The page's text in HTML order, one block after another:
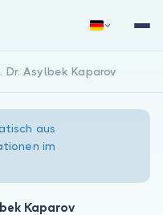
Anmelden
Dr. Asylbek Kaparov
aus
im
Kaparov